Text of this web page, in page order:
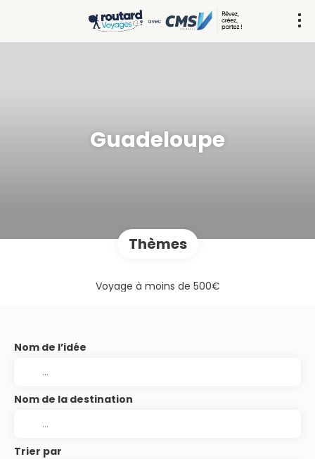
Guadeloupe
Thèmes
Voyage à moins de 500€
Nom de l’idée
Nom de la destination
Trier par